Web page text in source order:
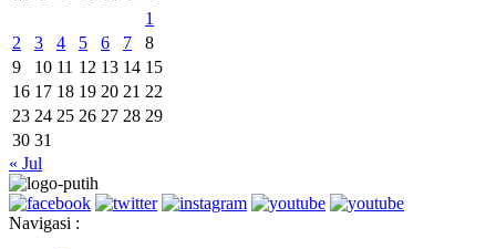
1
2
3 4 5 6 7
8
9
10 11 12 13 14 15
16 17 18 19 20 21 22
23 24 25 26 27 28 29
30 31
« Jul
Navigasi :